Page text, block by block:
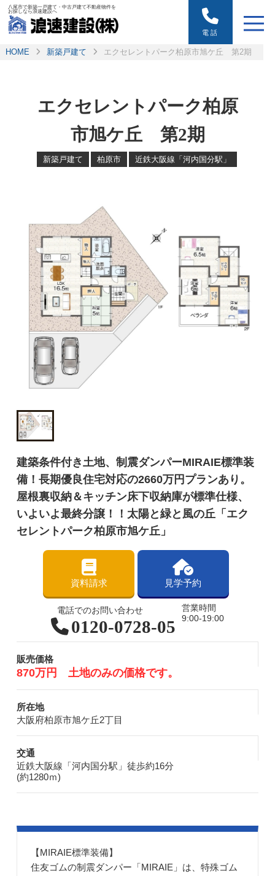
八尾市で新築一戸建て・中古戸建て不動産物件を
お探しなら浪速建設へ
電話
HOME 新築戸建て エクセレントパーク柏原市旭ケ丘 第2期
エクセレントパーク柏原
市旭ケ丘 第2期
新築戸建て 柏原市 近鉄大阪線「河内国分駅」
建築条件付き土地、制震ダンパーMIRAIE標準装
備！長期優良住宅対応の2660万円プランあり。
屋根裏収納＆キッチン床下収納庫が標準仕様、
いよいよ最終分譲！！太陽と緑と風の丘「エク
セレントパーク柏原市旭ケ丘」
資料請求 見学予約
電話でのお問い合わせ
0120-0728-05
営業時間
9:00-19:00
販売価格
870万円 土地のみの価格です。
所在地
大阪府柏原市旭ケ丘2丁目
交通
近鉄大阪線「河内国分駅」徒歩約16分
(約1280ｍ)
【MIRAIE標準装備】
住友ゴムの制震ダンパー「MIRAIE」は、特殊ゴム